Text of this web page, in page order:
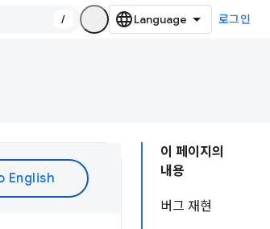
/ 로그인
이 페이지의
내용
버그 재현